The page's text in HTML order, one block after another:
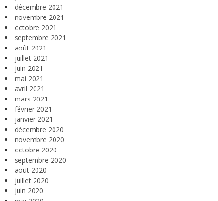
décembre 2021
novembre 2021
octobre 2021
septembre 2021
août 2021
juillet 2021
juin 2021
mai 2021
avril 2021
mars 2021
février 2021
janvier 2021
décembre 2020
novembre 2020
octobre 2020
septembre 2020
août 2020
juillet 2020
juin 2020